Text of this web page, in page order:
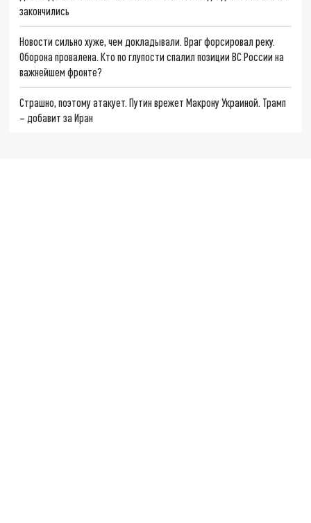
закончились
Новости сильно хуже, чем докладывали. Враг форсировал реку.
Оборона провалена. Кто по глупости спалил позиции ВС России на
важнейшем фронте?
Страшно, поэтому атакует. Путин врежет Макрону Украиной. Трамп
– добавит за Иран